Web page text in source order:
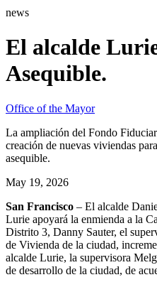
news
El alcalde
Asequible.
Office of the Mayor
La ampliación del Fondo
creación de nuevas viviendas
asequible.
May 19, 2026
San Francisco – El alcalde
Lurie apoyará la enmienda a la
Distrito 3, Danny Sauter, el
de Vivienda de la ciudad,
alcalde Lurie, la supervisora
de desarrollo de la ciudad, de